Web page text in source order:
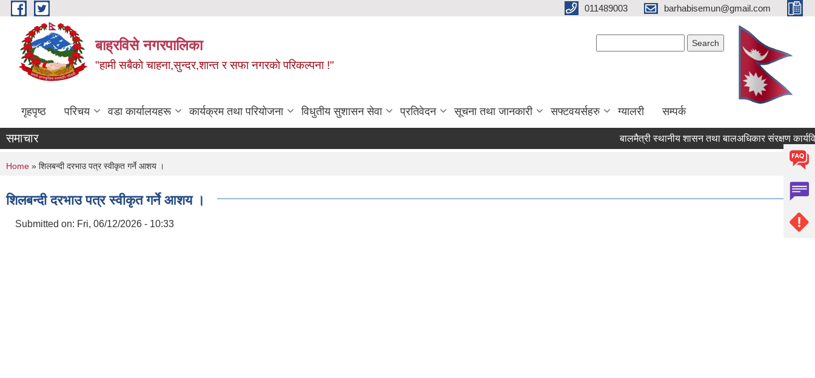
Skip to main content 011489003 barhabisemun@gmail.com
बाह्रविसे नगरपालिका
"हामी सबैकाे चाहना,सुन्दर,शान्त र सफा नगरकाे परिकल्पना !"
गृहपृष्ठ परिचय वडा कार्यालयहरू कार्यक्रम तथा परियोजना विधुतीय सुशासन सेवा प्रतिवेदन सूचना तथा जानकारी सफ्टवयर्सहरु ग्यालरी सम्पर्क
समाचार बालमैत्री स्थानीय शासन तथा बालअधिकार संरक्षण
You are here
Home » शिलबन्दी दरभाउ पत्र स्वीकृत गर्ने आशय ।
शिलबन्दी दरभाउ पत्र स्वीकृत गर्ने आशय ।
Submitted on: Fri, 06/12/2026 - 10:33